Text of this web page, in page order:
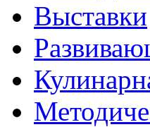
Выставки